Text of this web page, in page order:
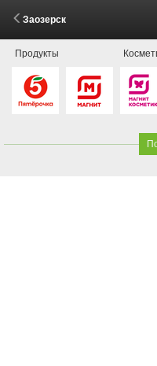
Заозерск
Продукты